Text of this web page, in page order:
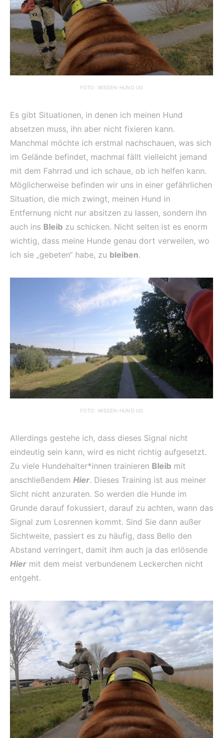
FOTO: WISSEN-HUND UG
Es gibt Situationen, in denen ich meinen Hund
absetzen muss, ihn aber nicht fixieren kann.
Manchmal möchte ich erstmal nachschauen, was sich
im Gelände befindet, machmal fällt vielleicht jemand
mit dem Fahrrad und ich schaue, ob ich helfen kann.
Möglicherweise befinden wir uns in einer gefährlichen
Situation, die mich zwingt, meinen Hund in
Entfernung nicht nur absitzen zu lassen, sondern ihn
auch ins Bleib zu schicken. Nicht selten ist es enorm
wichtig, dass meine Hunde genau dort verweilen, wo
ich sie „gebeten“ habe, zu bleiben.
FOTO: WISSEN-HUND UG
Allerdings gestehe ich, dass dieses Signal nicht
eindeutig sein kann, wird es nicht richtig aufgesetzt.
Zu viele Hundehalter*innen trainieren Bleib mit
anschließendem Hier. Dieses Training ist aus meiner
Sicht nicht anzuraten. So werden die Hunde im
Grunde darauf fokussiert, darauf zu achten, wann das
Signal zum Losrennen kommt. Sind Sie dann außer
Sichtweite, passiert es zu häufig, dass Bello den
Abstand verringert, damit ihm auch ja das erlösende
Hier mit dem meist verbundenem Leckerchen nicht
entgeht.